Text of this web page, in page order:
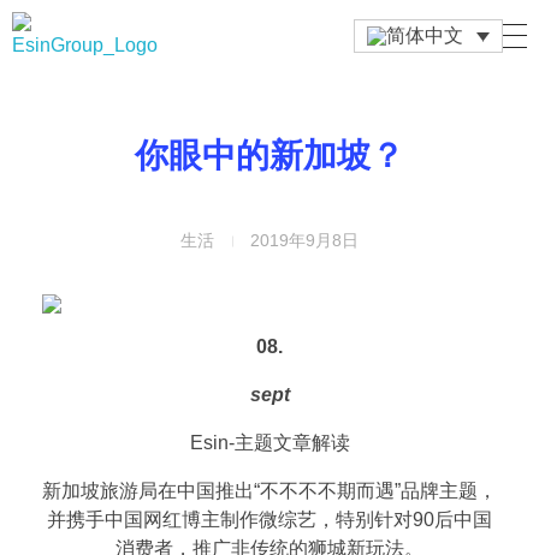
你眼中的新加坡？
2019年9月8日
生活
08.
sept
Esin-主题文章解读
新加坡旅游局在中国推出“不不不不期而遇”品牌主题，
并携手中国网红博主制作微综艺，特别针对90后中国
消费者，推广非传统的狮城新玩法。